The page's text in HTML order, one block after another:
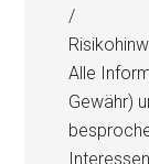
/
Alle
Gewähr)